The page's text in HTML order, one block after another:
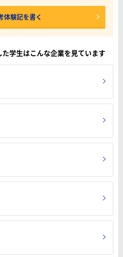
体験記を書く
学生はこんな企業を見ています